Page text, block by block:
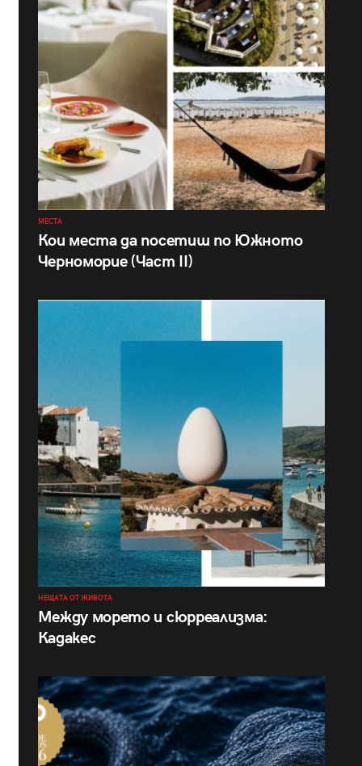
МЕСТА
Кои места да посетиш по Южното
Черноморие (Част II)
НЕЩАТА ОТ ЖИВОТА
Между морето и сюрреализма:
Кадакес